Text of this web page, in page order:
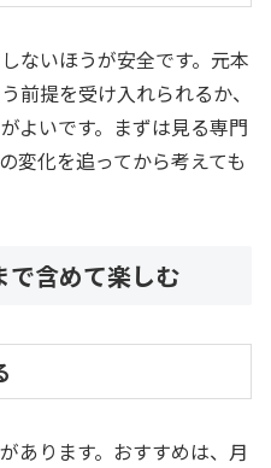
ないほうが安全です。元本
前提を受け入れられるか、
よいです。まずは見る専門
変化を追ってから考えても
で含めて楽しむ
あります。おすすめは、月